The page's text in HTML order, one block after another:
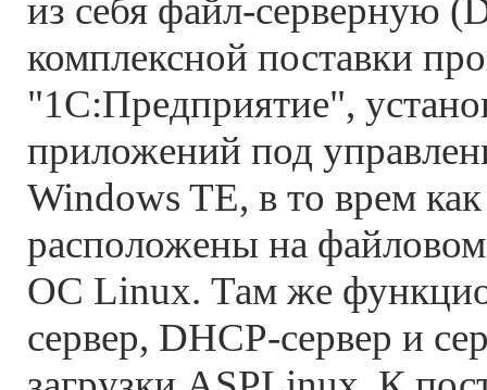
из себя файл-серверную
комплексной поставки
"1С:Предприятие",
приложений под
Windows TE, в то врем
расположены на файловом
ОС Linux. Там же
сервер, DHСP-сервер и